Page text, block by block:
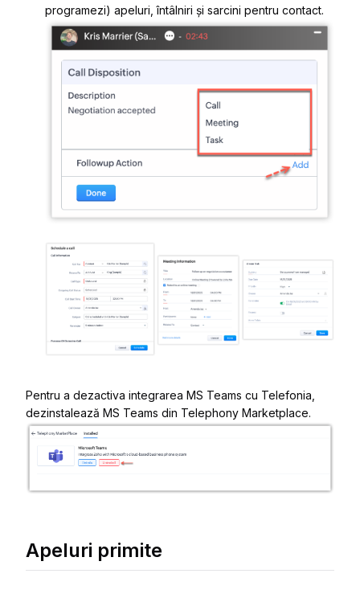
programezi) apeluri, întâlniri și sarcini pentru contact.
Pentru a dezactiva integrarea MS Teams cu Telefonia,
dezinstalează MS Teams din Telephony Marketplace.
Apeluri primite